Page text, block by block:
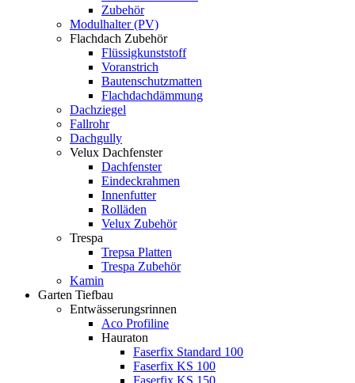
Zubehör
Modulhalter (PV)
Flachdach Zubehör
Flüssigkunststoff
Voranstrich
Bautenschutzmatten
Flachdachdämmung
Dachziegel
Fallrohr
Dachgully
Velux Dachfenster
Dachfenster
Eindeckrahmen
Innenfutter
Rolläden
Velux Zubehör
Trespa
Trepsa Platten
Trespa Zubehör
Kamin
Garten Tiefbau
Entwässerungsrinnen
Aco Profiline
Hauraton
Faserfix Standard 100
Faserfix KS 100
Faserfix KS 150